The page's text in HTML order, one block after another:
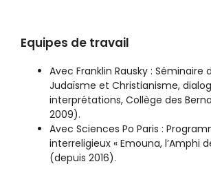
Equipes de travail
Avec Franklin Rausky : Séminaire
Judaïsme et Christianisme,
interprétations, Collège des
2009).
Avec Sciences Po Paris :
interreligieux « Emouna, l’Amphi
(depuis 2016).